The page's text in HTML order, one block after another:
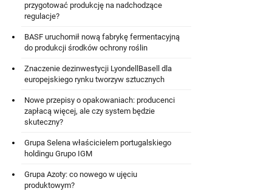
przygotować produkcję na nadchodzące
regulacje?
BASF uruchomił nową fabrykę fermentacyjną
do produkcji środków ochrony roślin
Znaczenie dezinwestycji LyondellBasell dla
europejskiego rynku tworzyw sztucznych
Nowe przepisy o opakowaniach: producenci
zapłacą więcej, ale czy system będzie
skuteczny?
Grupa Selena właścicielem portugalskiego
holdingu Grupo IGM
Grupa Azoty: co nowego w ujęciu
produktowym?